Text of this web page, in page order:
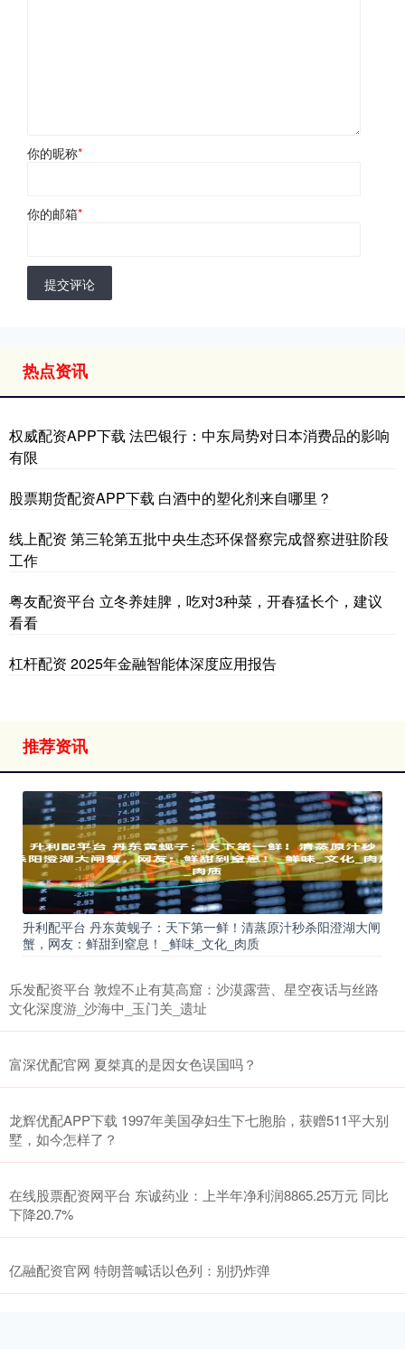
你的昵称*
你的邮箱*
提交评论
热点资讯
权威配资APP下载 法巴银行：中东局势对日本消费品的影响
有限
股票期货配资APP下载 白酒中的塑化剂来自哪里？
线上配资 第三轮第五批中央生态环保督察完成督察进驻阶段
工作
粤友配资平台 立冬养娃脾，吃对3种菜，开春猛长个，建议
看看
杠杆配资 2025年金融智能体深度应用报告
推荐资讯
升利配平台 丹东黄蚬子：天下第一鲜！清蒸原汁秒杀阳澄湖大闸
蟹，网友：鲜甜到窒息！_鲜味_文化_肉质
乐发配资平台 敦煌不止有莫高窟：沙漠露营、星空夜话与丝路
文化深度游_沙海中_玉门关_遗址
富深优配官网 夏桀真的是因女色误国吗？
龙辉优配APP下载 1997年美国孕妇生下七胞胎，获赠511平大别
墅，如今怎样了？
在线股票配资网平台 东诚药业：上半年净利润8865.25万元 同比
下降20.7%
亿融配资官网 特朗普喊话以色列：别扔炸弹